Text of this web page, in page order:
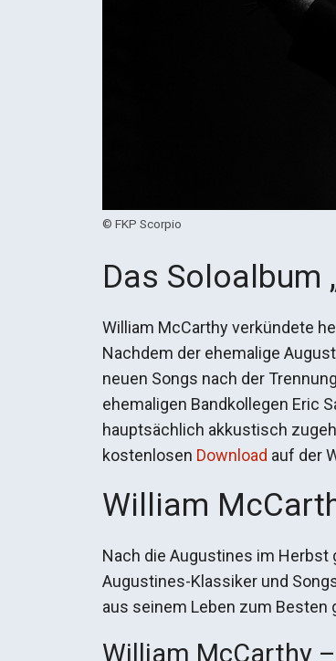
© FKP Scorpio
Das Soloalbum
William McCarthy verkündete
Nachdem der ehemalige
neuen Songs nach der
ehemaligen Bandkollegen Eric
hauptsächlich akkustisch
kostenlosen Download auf der
William
Nach die Augustines im Herbst
Augustines-Klassiker und
aus seinem Leben zum Besten
William McCarthy